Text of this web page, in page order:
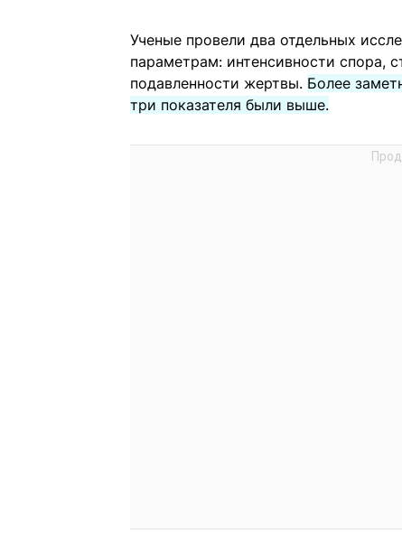
Ученые провели два отдельных
параметрам: интенсивности спора,
подавленности жертвы. Более
три показателя были выше.